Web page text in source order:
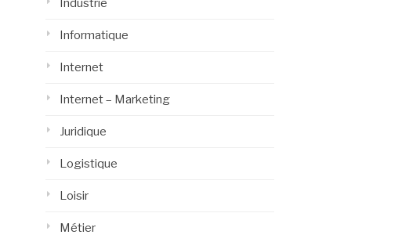
Industrie
Informatique
Internet
Internet – Marketing
Juridique
Logistique
Loisir
Métier